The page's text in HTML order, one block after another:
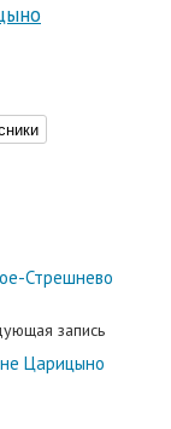
Стрешнево
запись
Царицыно